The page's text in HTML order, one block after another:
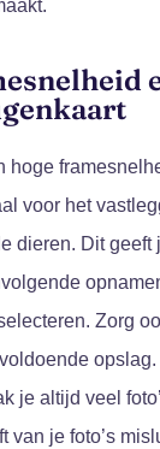
hoge
voor het
dieren. Dit geeft
Zorg
opslag.
je altijd veel
van je foto’s